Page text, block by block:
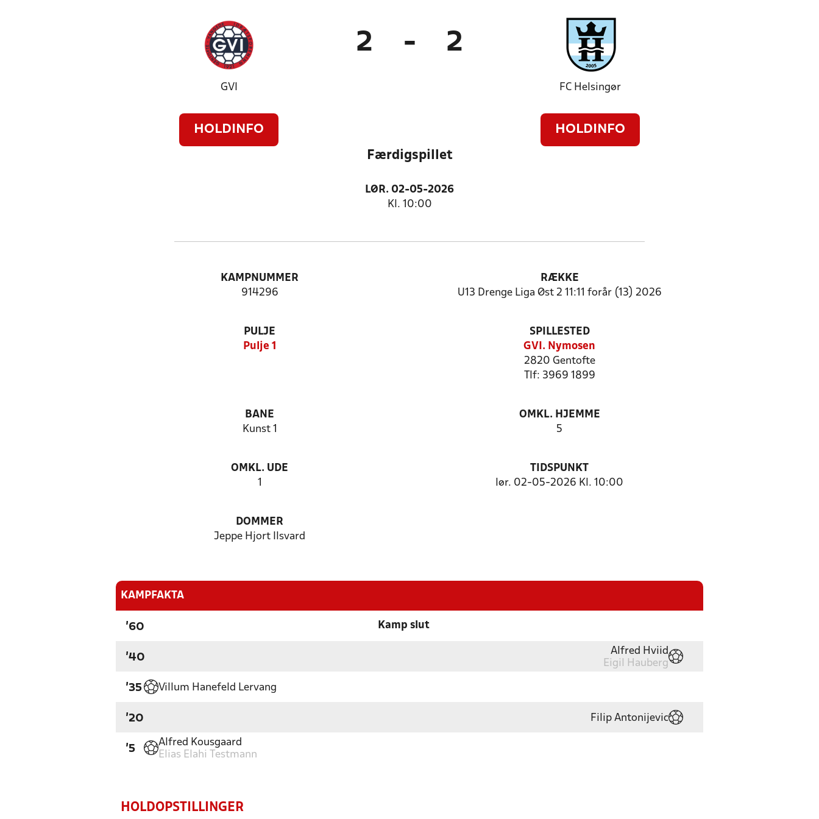
GVI
HOLDINFO
2 - 2
FC Helsingør
HOLDINFO
Færdigspillet
LØR. 02-05-2026
Kl. 10:00
KAMPNUMMER
914296
RÆKKE
U13 Drenge Liga Øst 2 11:11 forår (13) 2026
PULJE
Pulje 1
SPILLESTED
GVI. Nymosen
2820 Gentofte
Tlf: 3969 1899
BANE
Kunst 1
OMKL. HJEMME
5
OMKL. UDE
1
TIDSPUNKT
lør. 02-05-2026 Kl. 10:00
DOMMER
Jeppe Hjort Ilsvard
KAMPFAKTA
'60 Kamp slut
'40
Alfred Hviid
Eigil Hauberg
'35 Villum Hanefeld Lervang
'20 Filip Antonijevic
'5
Alfred Kousgaard
Elias Elahi Testmann
HOLDOPSTILLINGER